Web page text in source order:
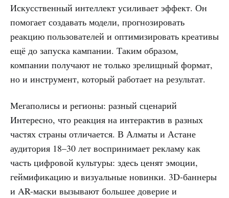
Искусственный интеллект усиливает эффект. Он
помогает создавать модели, прогнозировать
реакцию пользователей и оптимизировать креативы
ещё до запуска кампании. Таким образом,
компании получают не только зрелищный формат,
но и инструмент, который работает на результат.
Мегаполисы и регионы: разный сценарий
Интересно, что реакция на интерактив в разных
частях страны отличается. В Алматы и Астане
аудитория 18–30 лет воспринимает рекламу как
часть цифровой культуры: здесь ценят эмоции,
геймификацию и визуальные новинки. 3D-баннеры
и AR-маски вызывают большее доверие и